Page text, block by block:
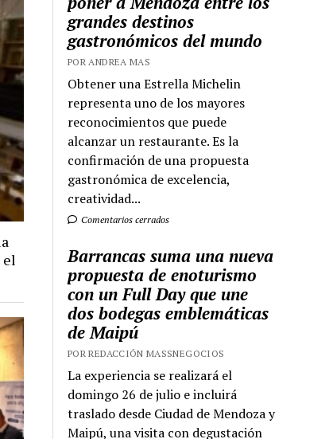
el
grandes destinos
gastronómicos del mundo
POR ANDREA MAS
Obtener una Estrella Michelin
representa uno de los mayores
reconocimientos que puede
alcanzar un restaurante. Es la
confirmación de una propuesta
gastronómica de excelencia,
creatividad...
Comentarios cerrados
Barrancas suma una nueva
propuesta de enoturismo
con un Full Day que une
dos bodegas emblemáticas
de Maipú
POR REDACCIÓN MASSNEGOCIOS
La experiencia se realizará el
domingo 26 de julio e incluirá
traslado desde Ciudad de Mendoza y
Maipú, una visita con degustación